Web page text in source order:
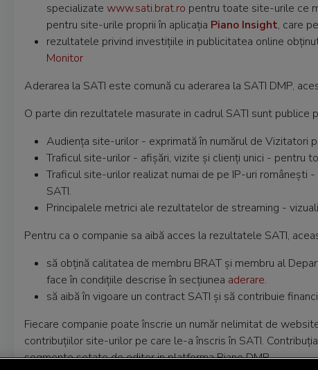
specializate www.sati.brat.ro pentru toate site-urile ce
pentru site-urile proprii în aplicația Piano Insight, care
rezultatele privind investițiile in publicitatea online
Monitor
Aderarea la SATI este comună cu aderarea la SATI DMP,
O parte din rezultatele masurate in cadrul SATI sunt publice
Audiența site-urilor - exprimată în numărul de Vizitatori
Traficul site-urilor - afișări, vizite și clienți unici - pentru
Traficul site-urilor realizat numai de pe IP-uri românești
SATI.
Principalele metrici ale rezultatelor de streaming -
Pentru ca o companie sa aibă acces la rezultatele SATI,
să obțină calitatea de membru BRAT și membru al
face în condițiile descrise în secțiunea aderare.
să aibă în vigoare un contract SATI și să contribuie
Fiecare companie poate înscrie un număr nelimitat de
contribuțiilor site-urilor pe care le-a înscris în SATI.
segmente setate de editor in platforma Piano DMP.